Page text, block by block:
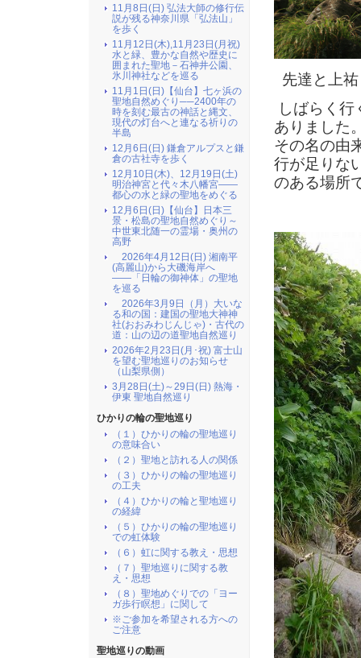
先達と上祐
しばらく
ありました
その名の由
行が足りな
のある場所
11月8日(日) 弘法大師の修行伝
説が残る神奈川県「弘法山」
を歩く
11月12日(木),11月23日(月祝)
水と緑、豊かな自然や歴史に
囲まれた聖地－石神井公園、
氷川神社などを巡る
11月1日(日)【仙台】七ヶ浜の
聖地自然めぐり──2400年の
時を刻む最古の神話と縄文、
現代の灯台へと連なる祈りの
半島
12月6日(日) 鎌倉アルプスと鎌
倉の古社寺を歩く
12月10日(木)、12月19日(土)
明治神宮と代々木八幡宮――
都心の水と緑の聖地をめぐる
12月6日(日)【仙台】日本三
景・松島の聖地自然めぐり～
中世東北随一の霊場・奥州の
高野
2026年4月12日(日) 湘南平
(高麗山)から大磯海岸へ
――「日輪の御神体」の聖地
を巡る
2026年3月9日（月）大いな
る和の国：建国の聖地大神神
社(おおみわじんじゃ)・古代の
道：山の辺の道聖地自然巡り
2026年2月23日(月･祝) 富士山
を望む聖地巡りのお知らせ
（山梨県側）
3月28日(土)～29日(日) 熱海・
伊東 聖地自然巡り
ひかりの輪の聖地巡り
（１）ひかりの輪の聖地巡り
の意味合い
（２）聖地と訪れる人の関係
（３）ひかりの輪の聖地巡り
の工夫
（４）ひかりの輪と聖地巡り
の経緯
（５）ひかりの輪の聖地巡り
での虹体験
（６）虹に関する教え・思想
（７）聖地巡りに関する教
え・思想
（８）聖地めぐりでの「ヨー
ガ歩行瞑想」に関して
※ご参加を希望される方への
ご注意
聖地巡りの動画